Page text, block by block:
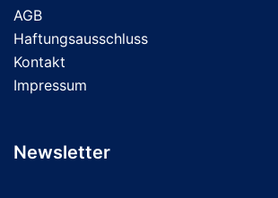
auf
AGB
Haftungsausschluss
Kontakt
Impressum
Newsletter